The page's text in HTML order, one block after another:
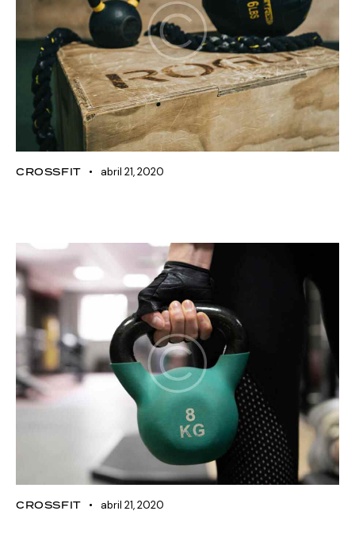
CROSSFIT abril 21, 2020
CROSSFIT abril 21, 2020